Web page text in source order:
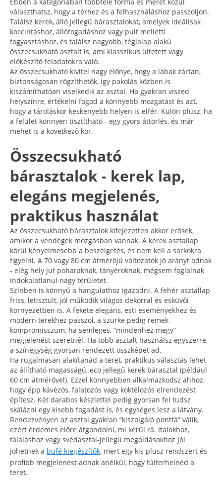
választhatsz, hogy a térhez és a felhasználáshoz passzoljon.
Találsz kerek, álló jellegű bárasztalokat, amelyek ideálisak
koccintáshoz, állófogadáshoz vagy pult melletti
fogyasztáshoz, és találsz nagyobb, téglalap alakú
összecsukható asztalt is, ami klasszikus ültetett vagy
előkészítő feladatokra való.
Az összecsukható kivitel nagy előnye, hogy a lábak zártan,
biztonságosan rögzíthetők, így pakolás közben is
kiszámíthatóan viselkedik az asztal. Ha gyakran viszed
helyszínre, értékelni fogod a könnyebb mozgatást és azt,
hogy a tároláskor keskenyebb helyen is elfér. Külön plusz, ha
a felület könnyen tisztítható - egy gyors áttörlés, és már
mehet is a következő kör.
Összecsukható
bárasztalok - kerek lap,
elegáns megjelenés,
praktikus használat
Az összecsukható bárasztalok kifejezetten akkor erősek,
amikor a vendégek mozgásban vannak. A kerek asztallap
körül kényelmesebb a beszélgetés, és nem kell a sarkokra
figyelni. A 70 vagy 80 cm átmérőjű változatok jó arányt adnak
- elég hely jut poharaknak, tányéroknak, mégsem foglalnak
indokolatlanul nagy területet.
Színben is könnyű a hangulathoz igazodni. A fehér asztallap
friss, letisztult, jól működik világos dekorral és esküvői
környezetben is. A fekete elegáns, esti eseményekhez és
modern terekhez passzol, a szürke pedig remek
kompromisszum, ha semleges, “mindenhez megy”
megjelenést szeretnél. Ha több asztalt használsz egyszerre,
a színegység gyorsan rendezett összképet ad.
Ha rugalmasan alakítanád a teret, praktikus választás lehet
az állítható magasságú, eco jellegű kerek bárasztal (például
60 cm átmérővel). Ezzel könnyebben alkalmazkodsz ahhoz,
hogy épp kávézós, falatozós vagy koktélozós elrendezést
építesz. Két darabos készlettel pedig gyorsan fel tudsz
skálázni egy kisebb fogadást is, és egységes lesz a látvány.
Rendezvényen az asztal gyakran “kiszolgáló ponttá” válik,
ezért érdemes előre átgondolni, mi kerül rá. Italokhoz,
tálaláshoz vagy svédasztal-jellegű megoldásokhoz jól
jöhetnek a büfé kiegészítők, mert egy kis plusz rendszert és
profibb megjelenést adnak anélkül, hogy túlterhelnéd a
teret.